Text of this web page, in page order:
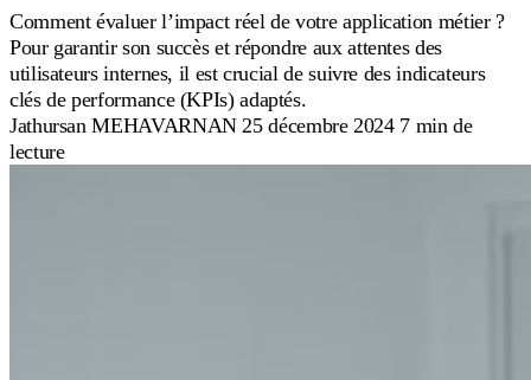
Comment évaluer l’impact réel de votre application métier ?
Pour garantir son succès et répondre aux attentes des
utilisateurs internes, il est crucial de suivre des indicateurs
clés de performance (KPIs) adaptés.
Jathursan MEHAVARNAN 25 décembre 2024 7 min de
lecture